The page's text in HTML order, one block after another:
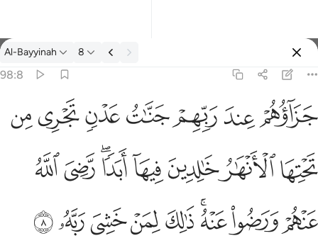
ตัฟซีร: Al-Bayyinah 98:8
Al-Bayyinah 8
98:8
خالدين فيها ابدا رضي الله عنهم ورضوا عنه ذالك لمن خشي ربه ٨
خَـٰلِدِينَ فِيهَآ أَبَدًۭا ۖ رَّضِىَ ٱللَّهُ عَنْهُمْ وَرَضُوا۟ عَنْهُ ۚ ذَٰلِكَ لِمَنْ خَشِىَ رَبَّهُۥ ٨
ﱝﱞﱟﱠﱡﱢﱣ
ﱤﱥﱦﱧﱨﱩﱪﱫ
ﱬﱭﱮﱯﱰﱱﱲﱳﱴ